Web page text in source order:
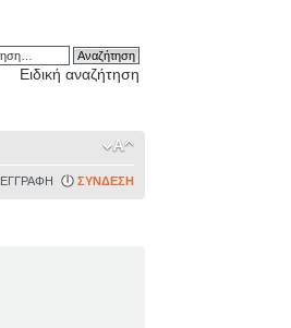
Ειδική αναζήτηση
ΕΓΓΡΑΦΗ ΣΥΝΔΕΣΗ